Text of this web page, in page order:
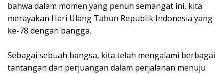
bahwa dalam momen yang penuh semangat ini, kita
merayakan Hari Ulang Tahun Republik Indonesia yang
ke-78 dengan bangga.
Sebagai sebuah bangsa, kita telah mengalami berbagai
tantangan dan perjuangan dalam perjalanan menuju